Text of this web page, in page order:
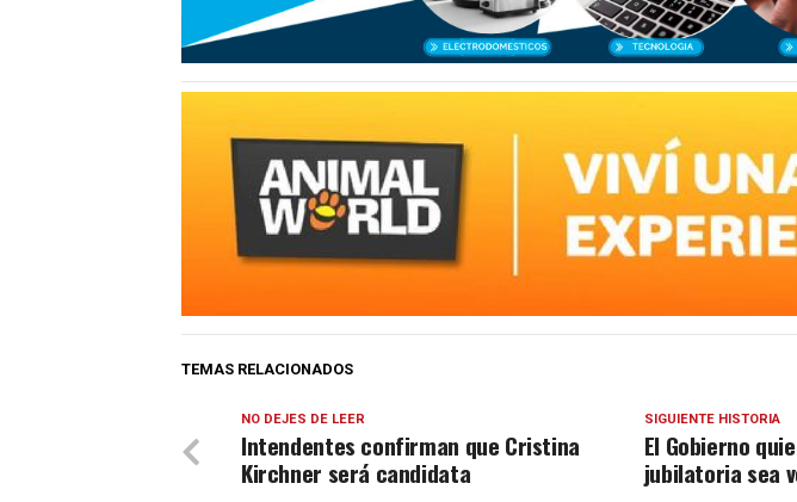
TEMAS RELACIONADOS
SIGUIENTE HISTORIA
El Gobierno
jubilatoria sea
NO DEJES DE LEER
Intendentes confirman que Cristina
Kirchner será candidata